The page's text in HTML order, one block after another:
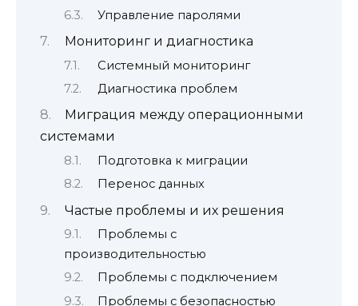
Управление паролями
Мониторинг и диагностика
Системный мониторинг
Диагностика проблем
Миграция между операционными
системами
Подготовка к миграции
Перенос данных
Частые проблемы и их решения
Проблемы с
производительностью
Проблемы с подключением
Проблемы с безопасностью